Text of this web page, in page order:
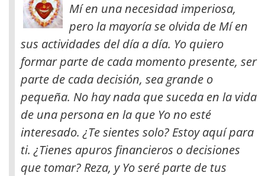
Mí en una necesidad imperiosa,
pero la mayoría se olvida de Mí en
sus actividades del día a día. Yo quiero
formar parte de cada momento presente, ser
parte de cada decisión, sea grande o
pequeña. No hay nada que suceda en la vida
de una persona en la que Yo no esté
interesado. ¿Te sientes solo? Estoy aquí para
ti. ¿Tienes apuros financieros o decisiones
que tomar? Reza, y Yo seré parte de tus